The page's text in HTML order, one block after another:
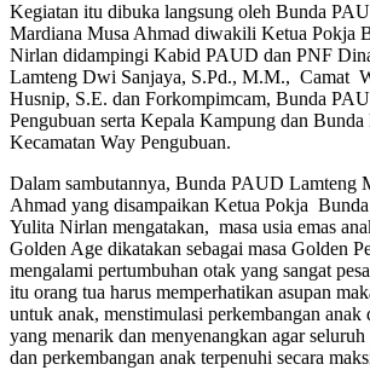
Kegiatan itu dibuka langsung oleh Bunda
Mardiana Musa Ahmad diwakili Ketua Pokja
Nirlan didampingi Kabid PAUD dan PNF
Lamteng Dwi Sanjaya, S.Pd., M.M., Camat
Husnip, S.E. dan Forkompimcam, Bunda
Pengubuan serta Kepala Kampung dan
Kecamatan Way Pengubuan.
Dalam sambutannya, Bunda PAUD Lamteng
Ahmad yang disampaikan Ketua Pokja
Yulita Nirlan mengatakan, masa usia emas
Golden Age dikatakan sebagai masa Golden
mengalami pertumbuhan otak yang sangat
itu orang tua harus memperhatikan asupan
untuk anak, menstimulasi perkembangan anak
yang menarik dan menyenangkan agar seluruh
dan perkembangan anak terpenuhi secara